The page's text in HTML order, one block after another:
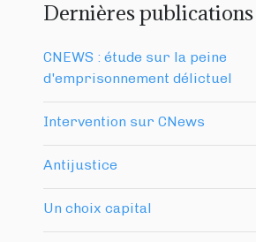
Dernières publications
CNEWS : étude sur la peine
d'emprisonnement délictuel
Intervention sur CNews
Antijustice
Un choix capital